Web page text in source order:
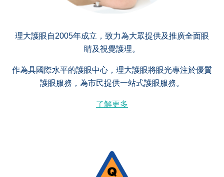
理大護眼自2005年成立，致力為大眾提供及推廣全面眼
睛及視覺護理。
作為具國際水平的護眼中心，理大護眼將眼光專注於優質
護眼服務，為市民提供一站式護眼服務。
了解更多